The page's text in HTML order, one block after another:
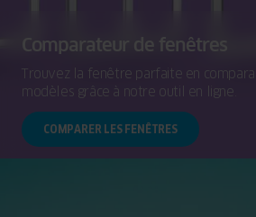
Comparateur de fenêtres
Trouvez la fenêtre parfaite en
modèles grâce à notre outil en ligne.
COMPARER LES FENÊTRES